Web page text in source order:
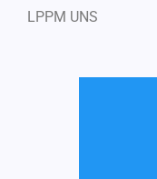
LPPM UNS